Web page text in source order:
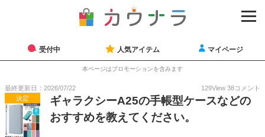
受付中 人気アイテム マイページ
本ページはプロモーションを含みます
最終更新日：2026/07/22 129View 38コメント
決定
ギャラクシーA25の手帳型ケースなどの
おすすめを教えてください。